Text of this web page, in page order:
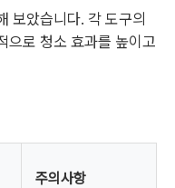
보았습니다. 각 도구의
으로 청소 효과를 높이고
주의사항